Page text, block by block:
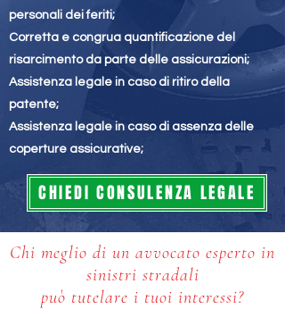
personali dei feriti;
Corretta e congrua quantificazione del
risarcimento da parte delle assicurazioni;
Assistenza legale in caso di ritiro della
patente;
Assistenza legale in caso di assenza delle
coperture assicurative;
CHIEDI CONSULENZA LEGALE
Chi meglio di un avvocato esperto in
sinistri stradali
può tutelare i tuoi interessi?